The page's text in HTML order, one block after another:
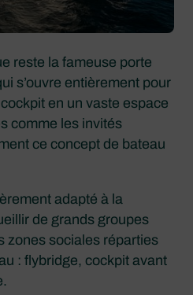
reste la fameuse porte
s’ouvre entièrement pour
en un vaste espace
comme les invités
ce concept de bateau
adapté à la
de grands groupes
zones sociales réparties
: flybridge, cockpit avant